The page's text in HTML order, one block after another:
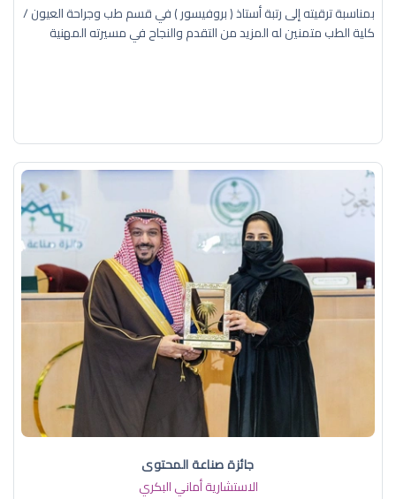
بمناسبة ترقيته إلى رتبة أستاذ ( بروفيسور ) في قسم طب وجراحة العيون /
كلية الطب متمنين له المزيد من التقدم والنجاح في مسيرته المهنية
جائزة صناعة المحتوى
الاستشارية أماني البكري